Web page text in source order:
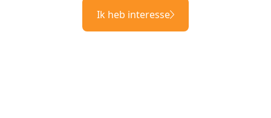
Ik heb interesse